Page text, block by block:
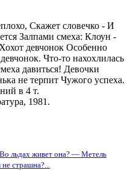
Скажет словечко - И
Залпами смеха: Клоун -
девчонок Особенно
Что-то нахохлилась
давиться! Девочки
не терпит Чужого успеха.
в 4 т.
1981.
льдах живет она? — Метель
страшна?...